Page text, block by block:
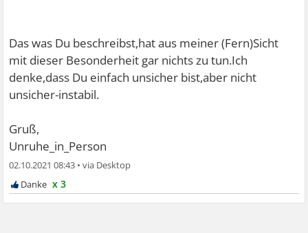
Das was Du beschreibst,hat aus meiner (Fern)Sicht
mit dieser Besonderheit gar nichts zu tun.Ich
denke,dass Du einfach unsicher bist,aber nicht
unsicher-instabil.
Gruß,
Unruhe_in_Person
02.10.2021 08:43 •
x 3